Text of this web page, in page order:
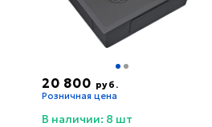
20 800 руб.
Розничная цена
В наличии: 8 шт